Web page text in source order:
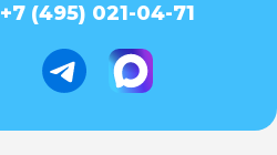
+7 (495) 021-04-71